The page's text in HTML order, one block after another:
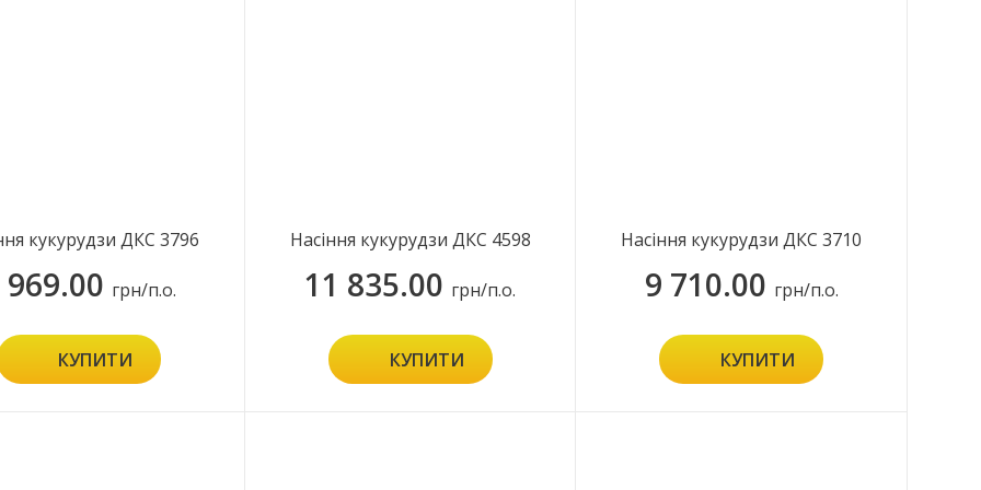
кукурудзи ДКС 3796
969.00 грн/п.о.
КУПИТИ
Насіння кукурудзи ДКС 4598
11 835.00 грн/п.о.
КУПИТИ
Насіння кукурудзи ДКС 3710
9 710.00 грн/п.о.
КУПИТИ